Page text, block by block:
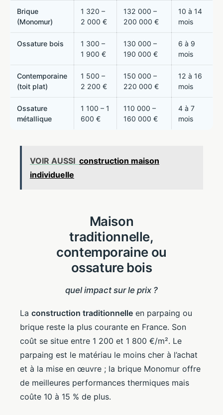
Brique
(Monomur)
1 320 –
2 000 €
132 000 –
200 000 €
10 à 14
mois
Ossature bois
1 300 –
1 900 €
130 000 –
190 000 €
6 à 9
mois
Contemporaine
(toit plat)
1 500 –
2 200 €
150 000 –
220 000 €
12 à 16
mois
Ossature
métallique
1 100 – 1
600 €
110 000 –
160 000 €
4 à 7
mois
VOIR AUSSI construction maison
individuelle
Maison
traditionnelle,
contemporaine ou
ossature bois
quel impact sur le prix ?
La construction traditionnelle en parpaing ou
brique reste la plus courante en France. Son
coût se situe entre 1 200 et 1 800 €/m². Le
parpaing est le matériau le moins cher à l’achat
et à la mise en œuvre ; la brique Monomur offre
de meilleures performances thermiques mais
coûte 10 à 15 % de plus.